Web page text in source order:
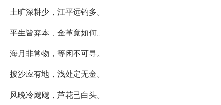
土旷深耕少，江平远钓多。
平生皆弃本，金革竟如何。
海月非常物，等闲不可寻。
披沙应有地，浅处定无金。
风晚冷飕飕，芦花已白头。